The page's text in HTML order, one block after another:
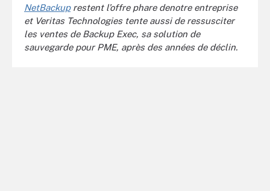
NetBackuprestent l’offre phare denotre entreprise
et Veritas Technologies tente aussi de ressusciter
les ventes de Backup Exec, sa solution de
sauvegarde pour PME, après des années de déclin.